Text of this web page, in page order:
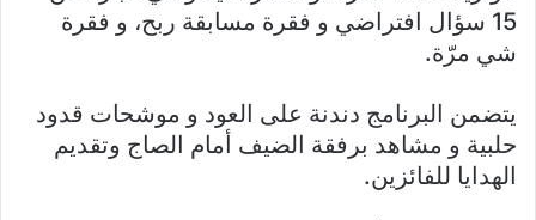
15 سؤال افتراضي و فقرة مسابقة ربح، و فقرة
شي مرّة.
يتضمن البرنامج دندنة على العود و موشحات قدود
حلبية و مشاهد برفقة الضيف أمام الصاج وتقديم
الهدايا للفائزين.